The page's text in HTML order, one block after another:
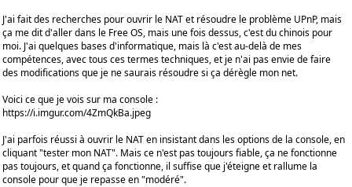
J'ai fait des recherches pour ouvrir le NAT et résoudre le problème UPnP, mais
ça me dit d'aller dans le Free OS, mais une fois dessus, c'est du chinois pour
moi. J'ai quelques bases d'informatique, mais là c'est au-delà de mes
compétences, avec tous ces termes techniques, et je n'ai pas envie de faire
des modifications que je ne saurais résoudre si ça dérègle mon net.
Voici ce que je vois sur ma console :
https://i.imgur.com/4ZmQkBa.jpeg
J'ai parfois réussi à ouvrir le NAT en insistant dans les options de la console, en
cliquant "tester mon NAT". Mais ce n'est pas toujours fiable, ça ne fonctionne
pas toujours, et quand ça fonctionne, il suffise que j'éteigne et rallume la
console pour que je repasse en "modéré".